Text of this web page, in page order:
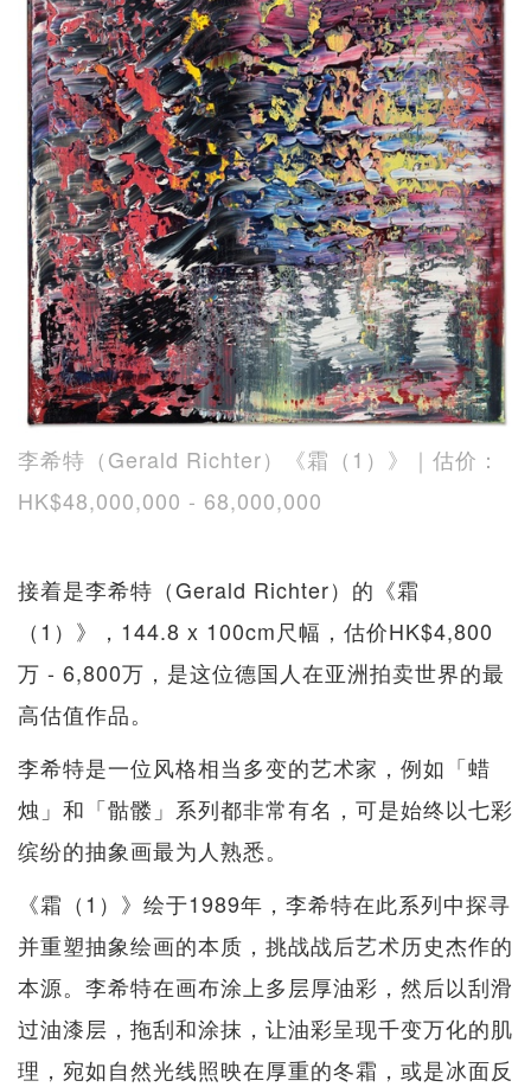
李希特（Gerald Richter）《霜（1）》｜估价：
HK$48,000,000 - 68,000,000
接着是李希特（Gerald Richter）的《霜
（1）》，144.8 x 100cm尺幅，估价HK$4,800
万 - 6,800万，是这位德国人在亚洲拍卖世界的最
高估值作品。
李希特是一位风格相当多变的艺术家，例如「蜡
烛」和「骷髅」系列都非常有名，可是始终以七彩
缤纷的抽象画最为人熟悉。
《霜（1）》绘于1989年，李希特在此系列中探寻
并重塑抽象绘画的本质，挑战战后艺术历史杰作的
本源。李希特在画布涂上多层厚油彩，然后以刮滑
过油漆层，拖刮和涂抹，让油彩呈现千变万化的肌
理，宛如自然光线照映在厚重的冬霜，或是冰面反